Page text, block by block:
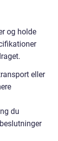
og holde
eller
du